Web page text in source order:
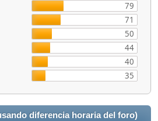
79
71
50
44
40
35
diferencia horaria del foro)